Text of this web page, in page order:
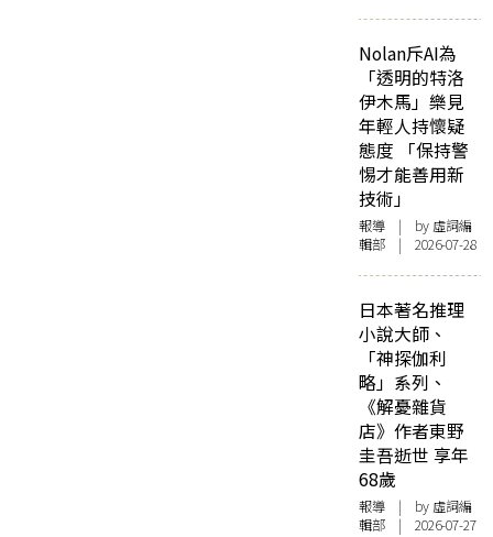
Nolan斥AI為
「透明的特洛
伊木馬」樂見
年輕人持懷疑
態度 「保持警
惕才能善用新
技術」
報導 | by 虛詞編
輯部 | 2026-07-28
日本著名推理
小說大師、
「神探伽利
略」系列、
《解憂雜貨
店》作者東野
圭吾逝世 享年
68歲
報導 | by 虛詞編
輯部 | 2026-07-27